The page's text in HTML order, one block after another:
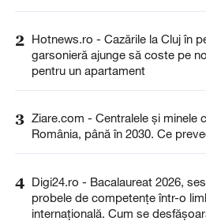
2 Hotnews.ro - Cazările la Cluj în
garsonieră ajunge să coste pe
pentru un apartament
3 Ziare.com - Centralele și minele
România, până în 2030. Ce
4 Digi24.ro - Bacalaureat 2026,
probele de competențe într-o
internațională. Cum se